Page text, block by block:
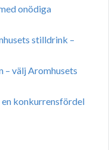
onödiga
stilldrink –
– välj Aromhusets
konkurrensfördel